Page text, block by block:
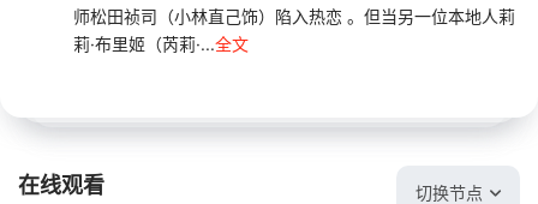
师松田祯司（小林直己饰）陷入热恋 。但当另一位本地人莉
莉·布里姬（芮莉·...全文
在线观看 切换节点